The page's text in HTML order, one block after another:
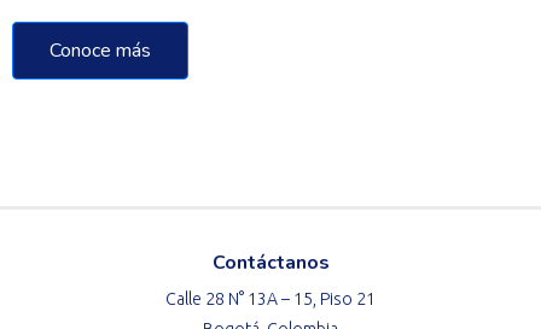
Conoce más
Contáctanos
Calle 28 N° 13A – 15, Piso 21